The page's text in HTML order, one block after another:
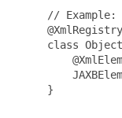
// Example:
     @XmlRegistry
class
     }